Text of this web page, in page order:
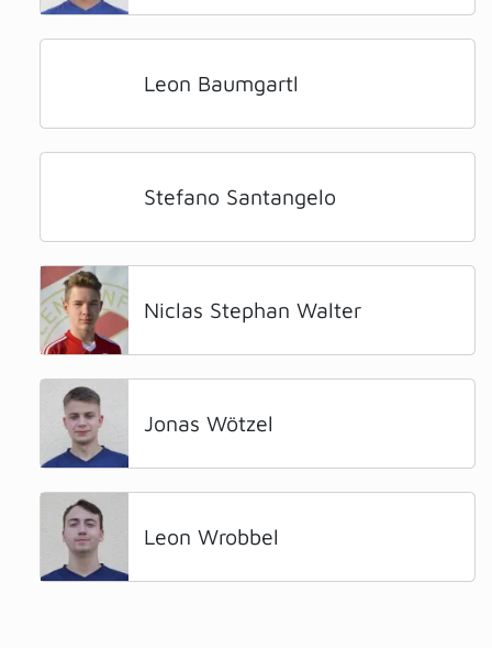
Leon Baumgartl
Stefano Santangelo
Niclas Stephan Walter
Jonas Wötzel
Leon Wrobbel